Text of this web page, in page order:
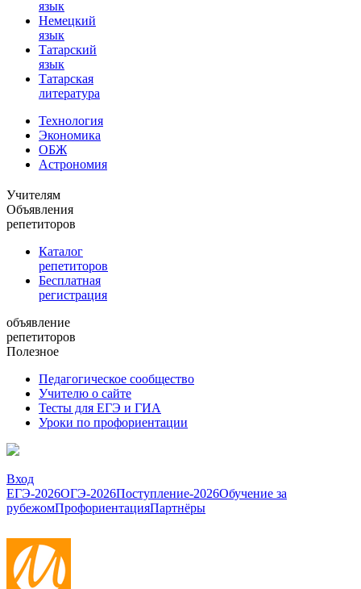
язык
Немецкий
язык
Татарский
язык
Татарская
литература
Технология
Экономика
ОБЖ
Астрономия
Учителям
Объявления
репетиторов
Каталог
репетиторов
Бесплатная
регистрация
объявление
репетиторов
Полезное
Педагогическое сообщество
Учителю о сайте
Тесты для ЕГЭ и ГИА
Уроки по профориентации
Вход
ЕГЭ-2026ОГЭ-2026Поступление-2026Обучение за
рубежомПрофориентацияПартнёры